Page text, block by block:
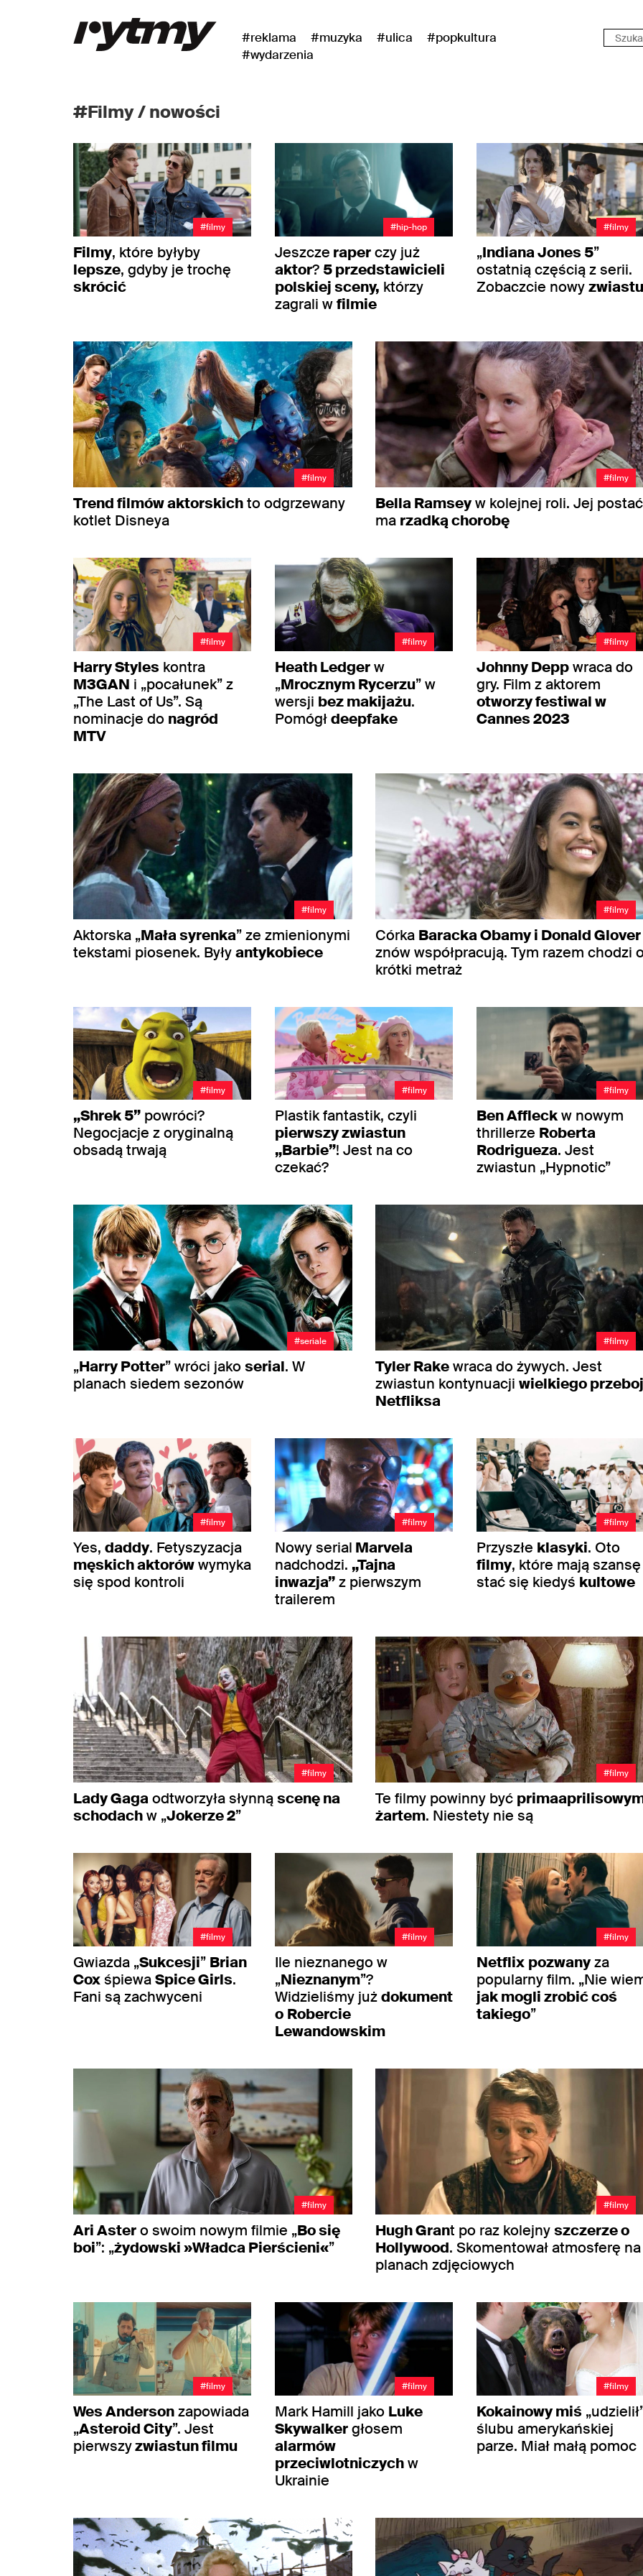
#reklama #muzyka #ulica
#popkultura
#wydarzenia
#Filmy / nowości
#filmy
Filmy, które byłyby
lepsze, gdyby je trochę
skrócić
#hip-hop
Jeszcze raperczy już
aktor? 5 przedstawicieli
polskiej sceny, którzy
zagrali wfilmie
#filmy
„Indiana Jones 5”
ostatnią częścią z serii.
Zobaczcie nowy
#filmy
Trend filmów aktorskichto odgrzewany
kotlet Disneya
#filmy
Bella Ramseyw kolejnej roli. Jej postać
ma rzadką chorobę
#filmy
Harry Styles kontra
M3GAN i „pocałunek” z
„The Last of Us”. Są
nominacje do nagród
MTV
#filmy
Heath Ledgerw
„Mrocznym Rycerzu” w
wersji bez makijażu.
Pomógłdeepfake
#filmy
Johnny Deppwraca do
gry. Film z aktorem
otworzy festiwal w
Cannes 2023
#filmy
Aktorska „Mała syrenka” ze zmienionymi
tekstami piosenek. Byłyantykobiece
#filmy
Córka Baracka Obamy i Donald Glover
znów współpracują. Tym razem chodzi
krótki metraż
#filmy
„Shrek 5” powróci?
Negocjacje z oryginalną
obsadą trwają
#filmy
Plastik fantastik, czyli
pierwszy zwiastun
„Barbie”! Jest na co
czekać?
#filmy
Ben Affleckw nowym
thrillerze Roberta
Rodrigueza. Jest
zwiastun „Hypnotic”
#seriale
„Harry Potter” wróci jakoserial. W
planach siedem sezonów
#filmy
Tyler Rakewraca do żywych. Jest
zwiastun kontynuacjiwielkiego
Netfliksa
#filmy
Yes, daddy. Fetyszyzacja
męskich aktorówwymyka
się spod kontroli
#filmy
Nowy serial Marvela
nadchodzi. „Tajna
inwazja”z pierwszym
trailerem
#filmy
Przyszłe klasyki. Oto
filmy, które mają szansę
stać się kiedyś kultowe
#filmy
Lady Gagaodtworzyła słynnąscenę na
schodachw „Jokerze 2”
#filmy
Te filmy powinny być
żartem. Niestety nie są
#filmy
Gwiazda „Sukcesji” Brian
CoxśpiewaSpice Girls.
Fani są zachwyceni
#filmy
Ile nieznanego w
„Nieznanym”?
Widzieliśmy jużdokument
o Robercie
Lewandowskim
#filmy
Netflix pozwanyza
popularny film. „Nie
jak mogli zrobić coś
takiego”
#filmy
Ari Astero swoim nowym filmie „Bo się
boi”: „żydowski »Władca Pierścieni«”
#filmy
Hugh Grant po raz kolejnyszczerze o
Hollywood. Skomentował atmosferę na
planach zdjęciowych
#filmy
Wes Andersonzapowiada
„Asteroid City”. Jest
pierwszyzwiastun filmu
#filmy
Mark Hamill jako Luke
Skywalkergłosem
alarmów
przeciwlotniczychw
Ukrainie
#filmy
Kokainowy miś
ślubu amerykańskiej
parze. Miał małą pomoc